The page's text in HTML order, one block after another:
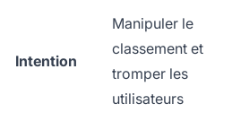
Intention
Manipuler le
classement et
tromper les
utilisateurs